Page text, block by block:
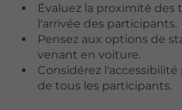
Évaluez la proximité
l'arrivée des participants.
Pensez aux options de
venant en voiture.
Considérez
de tous les participants.